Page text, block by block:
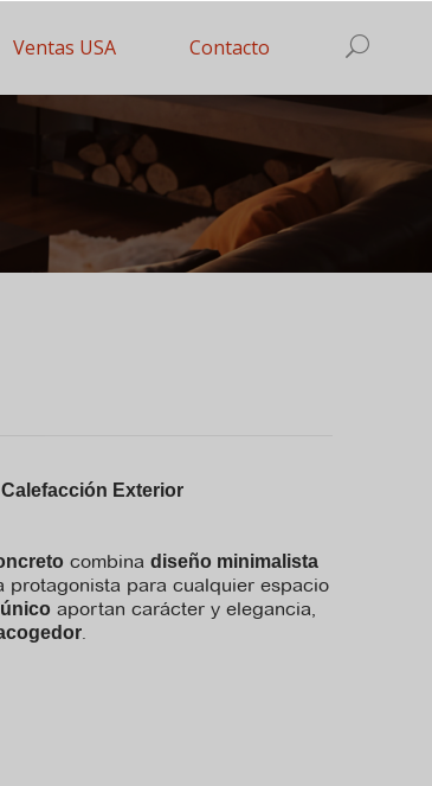
Ventas USA Contacto
Exterior
combina diseño minimalista
protagonista para cualquier espacio
aportan carácter y elegancia,
.